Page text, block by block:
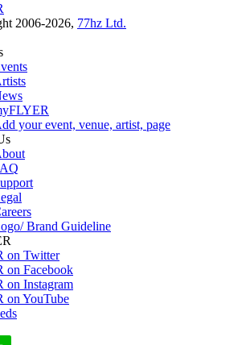
2006-2026, 77hz Ltd.
your event, venue, artist, page
Brand Guideline
on Twitter
on Facebook
on Instagram
on YouTube